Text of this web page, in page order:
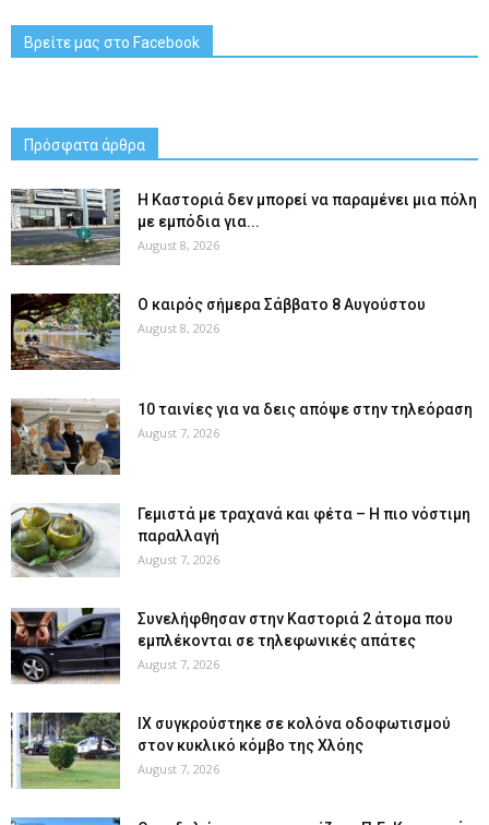
Βρείτε μας στο Facebook
Πρόσφατα άρθρα
Η Καστοριά δεν μπορεί να παραμένει μια πόλη
με εμπόδια για...
August 8, 2026
Ο καιρός σήμερα Σάββατο 8 Αυγούστου
August 8, 2026
10 ταινίες για να δεις απόψε στην τηλεόραση
August 7, 2026
Γεμιστά με τραχανά και φέτα – Η πιο νόστιμη
παραλλαγή
August 7, 2026
Συνελήφθησαν στην Καστοριά 2 άτομα που
εμπλέκονται σε τηλεφωνικές απάτες
August 7, 2026
ΙΧ συγκρούστηκε σε κολόνα οδοφωτισμού
στον κυκλικό κόμβο της Χλόης
August 7, 2026